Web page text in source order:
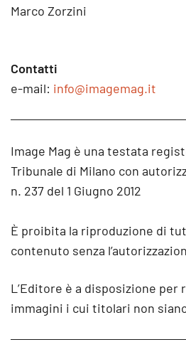
Marco Zorzini
Contatti
e-mail: info@imagemag.it
Image Mag è una testata
Tribunale di Milano con
n. 237 del 1 Giugno 2012
È proibita la riproduzione di
contenuto senza
L’Editore è a disposizione
immagini i cui titolari non